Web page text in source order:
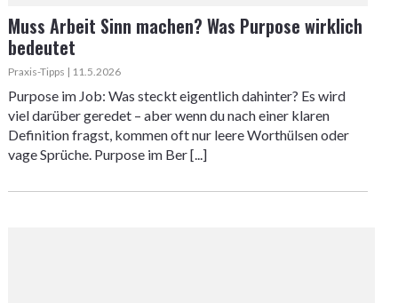
Muss Arbeit Sinn machen? Was Purpose wirklich
bedeutet
Praxis-Tipps | 11.5.2026
Purpose im Job: Was steckt eigentlich dahinter? Es wird
viel darüber geredet – aber wenn du nach einer klaren
Definition fragst, kommen oft nur leere Worthülsen oder
vage Sprüche. Purpose im Ber [...]